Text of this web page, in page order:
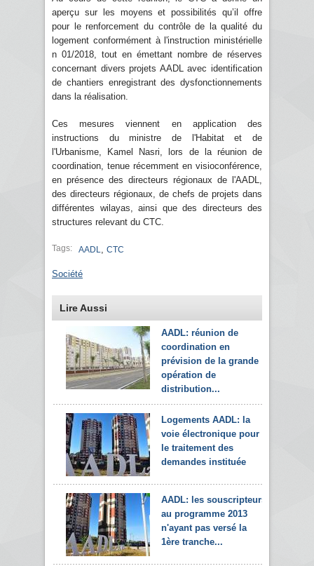
aperçu sur les moyens et possibilités qu’il offre
pour le renforcement du contrôle de la qualité du
logement conformément à l'instruction ministérielle
n 01/2018, tout en émettant nombre de réserves
concernant divers projets AADL avec identification
de chantiers enregistrant des dysfonctionnements
dans la réalisation.
Ces mesures viennent en application des
instructions du ministre de l'Habitat et de
l'Urbanisme, Kamel Nasri, lors de la réunion de
coordination, tenue récemment en visioconférence,
en présence des directeurs régionaux de l'AADL,
des directeurs régionaux, de chefs de projets dans
différentes wilayas, ainsi que des directeurs des
structures relevant du CTC.
Tags: AADL CTC
Société
Lire Aussi
AADL: réunion de
coordination en
prévision de la grande
opération de
distribution...
Logements AADL: la
voie électronique pour
le traitement des
demandes instituée
AADL: les souscripteurs
au programme 2013
n'ayant pas versé la
1ère tranche...